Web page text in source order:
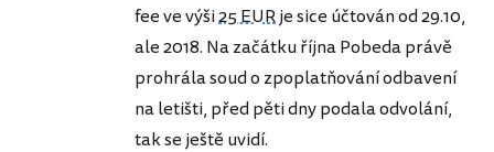
fee ve výši25 EURje sice účtován od 29.10,
ale 2018. Na začátku října Pobeda právě
prohrála soud o zpoplatňování odbavení
na letišti, před pěti dny podala odvolání,
tak se ještě uvidí.